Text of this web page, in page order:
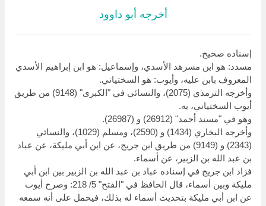
أخرجه أبو داوود
إسناده صحيح.
مسدد: هو ابن مسرهد الأسدي، وإسماعيل: هو ابن إبراهيم الأسدي
المعروف بابن عليه، وأيوب: هو السختياني.
وأخرجه الترمذي (2075)، والنسائي في "الكبرى" (9148) من طريق
أيوب السختياني، به.
وهو في "مسند أحمد" (26912) و (26987).
وأخرجه البخاري (1434) و (2590)، ومسلم (1029)، والنسائي
(2343) و (9149) من طريق ابن جريج، عن ابن أبي مليكة، عن عباد
بن عبد الله بن الزبير، عن أسماء.
فزاد ابن جريج في إسناده عباد بن عبد الله بن الزبير بين ابن أبي
مليكة وبين أسماء، قال الحافظ في "الفتح" 5/ 218: وصرح أيوب
عن ابن أبي مليكة بتحديث أسماء له بذلك، فيحمل على أنه سمعه